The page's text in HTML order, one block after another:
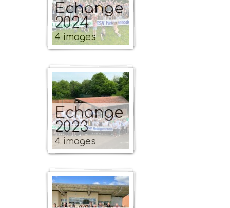
Echange
2024
4 images
Echange
2023
4 images